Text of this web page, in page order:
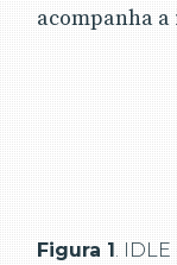
acompanha a
Figura 1 .